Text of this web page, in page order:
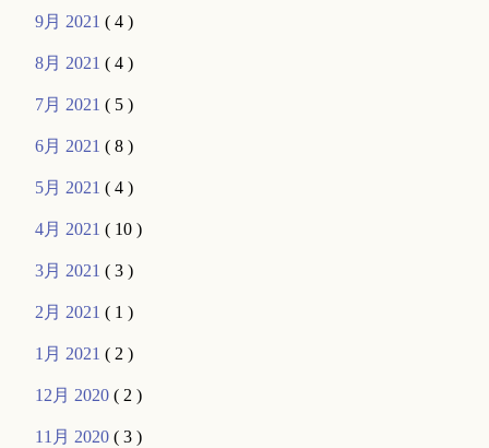
9月 2021( 4 )
8月 2021( 4 )
7月 2021( 5 )
6月 2021( 8 )
5月 2021( 4 )
4月 2021( 10 )
3月 2021( 3 )
2月 2021( 1 )
1月 2021( 2 )
12月 2020( 2 )
11月 2020( 3 )